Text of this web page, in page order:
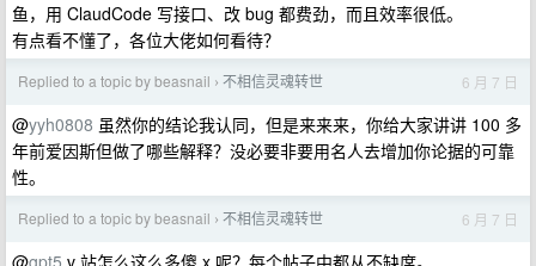
鱼，用 ClaudCode 写接口、改 bug 都费劲，而且效率很低。
有点看不懂了，各位大佬如何看待？
Replied to a topic by beasnail › 不相信灵魂转世 6 月 7 日
@yyh0808 虽然你的结论我认同，但是来来来，你给大家讲讲 100 多
年前爱因斯但做了哪些解释？没必要非要用名人去增加你论据的可靠
性。
Replied to a topic by beasnail › 不相信灵魂转世 6 月 7 日
@gpt5 v 站怎么这么多傻 x 呢？每个帖子中都从不缺席。